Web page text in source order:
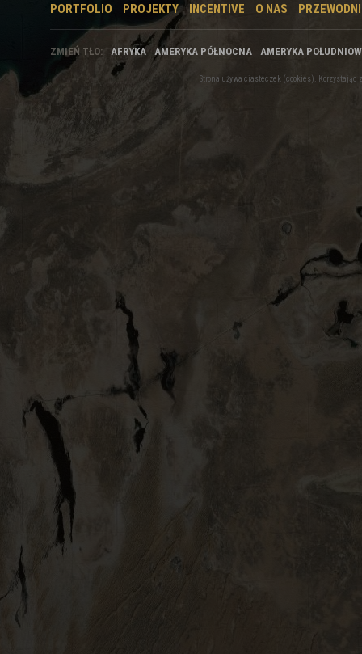
PORTFOLIO PROJEKTY INCENTIVE O NAS
ZMIEŃ TŁO: AFRYKA AMERYKA PÓŁNOCNA AMERYKA
Strona używa ciasteczek (cookies).